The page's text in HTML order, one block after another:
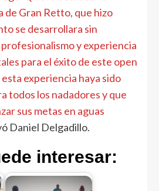
de Gran Retto, que hizo
se desarrollara sin
y experiencia
para el éxito de este open
experiencia haya sido
todos los nadadores y que
sus metas en aguas
Daniel Delgadillo.
interesar: